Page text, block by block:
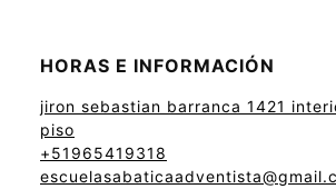
HORAS E INFORMACIÓN
jiron sebastian barranca 1421
piso
+51965419318